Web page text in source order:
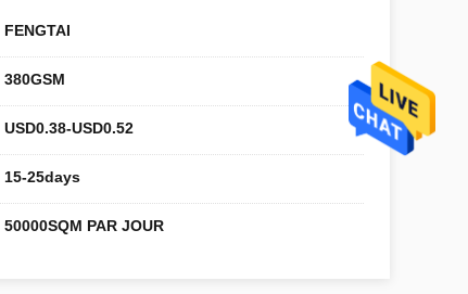
FENGTAI
380GSM
USD0.38-USD0.52
15-25days
50000SQM PAR JOUR